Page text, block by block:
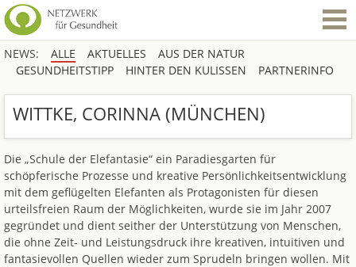
NEWS: ALLE AKTUELLES
AUS DER NATUR
GESUNDHEITSTIPP
HINTER DEN KULISSEN PARTNERINFO
WITTKE, CORINNA (MÜNCHEN)
Die „Schule der Elefantasie“ ein Paradiesgarten für
schöpferische Prozesse und kreative Persönlichkeitsentwicklung
mit dem geflügelten Elefanten als Protagonisten für diesen
urteilsfreien Raum der Möglichkeiten, wurde sie im Jahr 2007
gegründet und dient seither der Unterstützung von Menschen,
die ohne Zeit- und Leistungsdruck ihre kreativen, intuitiven und
fantasievollen Quellen wieder zum Sprudeln bringen wollen. Mit